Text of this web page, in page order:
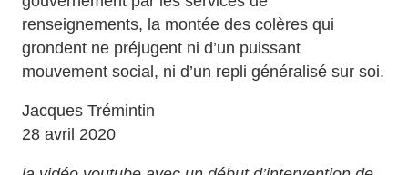
renseignements, la montée des colères qui
grondent ne préjugent ni d’un puissant
mouvement social, ni d’un repli généralisé sur soi.
Jacques Trémintin
28 avril 2020